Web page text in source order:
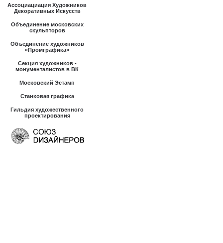
Ассоциациация Художников
Декоративных Искусств
Объединение московских
скульпторов
Объединение художников
«Промграфика»
Секция художников -
монументалистов в ВК
Московский Эстамп
Станковая графика
Гильдия художественного
проектирования